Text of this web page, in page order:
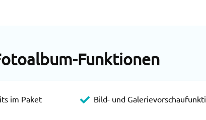
Funktionen
im Paket
Bild- und